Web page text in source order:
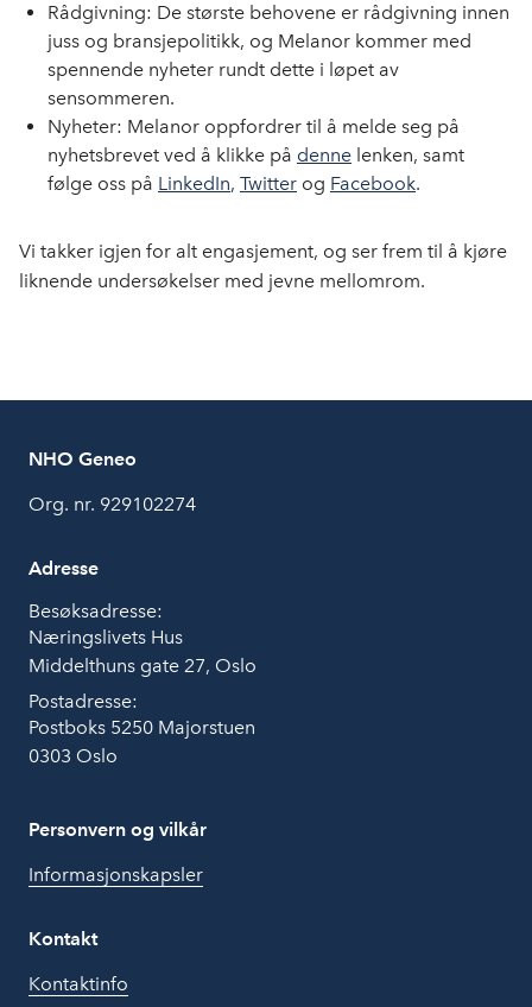
Rådgivning: De største behovene er rådgivning innen
juss og bransjepolitikk, og Melanor kommer med
spennende nyheter rundt dette i løpet av
sensommeren.
Nyheter: Melanor oppfordrer til å melde seg på
nyhetsbrevet ved å klikke på denne lenken, samt
følge oss på LinkedIn, Twitter og Facebook.
Vi takker igjen for alt engasjement, og ser frem til å kjøre
liknende undersøkelser med jevne mellomrom.
NHO Geneo
Org. nr. 929102274
Adresse
Besøksadresse:
Næringslivets Hus
Middelthuns gate 27, Oslo
Postadresse:
Postboks 5250 Majorstuen
0303 Oslo
Personvern og vilkår
Informasjonskapsler
Kontakt
Kontaktinfo